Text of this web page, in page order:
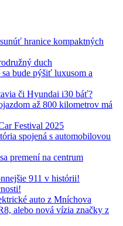
hranice kompaktných
duch
bude pýšiť luxusom a
či Hyundai i30 báť?
až 800 kilometrov má
Festival 2025
spojená s automobilovou
premení na centrum
911 v histórii!
auto z Mníchova
alebo nová vízia značky z